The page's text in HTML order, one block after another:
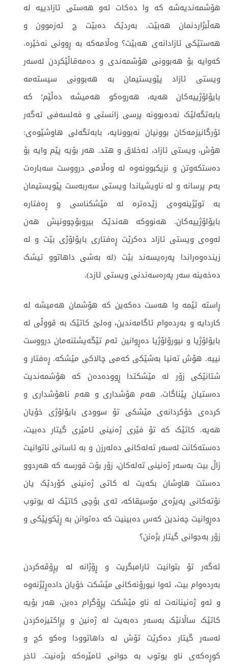
هۆشمەندیەشە کە وا دەکات ئەو هەستی ئازادییە لە
هەڵبژاردنمان هەبێت. بەردێک دەبێت چ ئەزموون و
هەستێکی ئازادانەی هەبێت؟ وەڵامەکە بە ڕوونی نەخێرە.
کەوایە بۆ هەبوونی هۆشمەندی و دەمەقاڵێکردن لەسەر
ویستی ئازاد پێویستیمان بە هەبوونی سیستەمە
بایۆلۆژییەکان هەیە، هەروەکو هەمیشە دەڵێم؛ کە
بابەتگەلێک نەدەبوونە پرسی زانستی و فەلسەفی ئەگەر
ئۆرگانیزمەکان بوونیان نەبوونایە، بابەتگەلی هاوشێوەی:
هۆش، ویستی ئازاد، ئەخلاق و هتد. هەر بۆیە پێم وایە بۆ
دەستکەوتن و نزیکبوونەوە لە وەڵامی درووست سەبارەت
بەم پرسانە و لە ناویشیاندا ویستی سەربەست پێویستیمان
بە توێژینەوەی زێدەترە لە مێشکناسی و ڕەفتارە
بایۆلۆژییەکان. هەنووکە هەندێک بیروبۆچوونیش هەن
لەوەی ویستی ئازاد دەکرێت ڕەفتاری بایۆلۆژی بێت و لە
زیندەوەراندا پەرەیسەند بێت (لە بەشی داهاتوو تیشک
دەخەینە سەر پەرەسەندنی ویستی ئازد).
ڕاستە ئێمە وا هەست دەکەین کە هۆشمان هەمیشە لە
کاردایە و بەردەوام ئاگامەندین، وەلێ کاتێک بە قووڵی لە
بایۆلۆژیا و نیورۆلۆژیا دەڕوانین ئەم تێگەیشتنەمان درووست
نییە. هۆش تەنیا بەشێکی کەمی چالاکی مێشکە. ڕەفتار و
شتانێکی زۆر لە مێشکتدا ڕوودەدەن کە هۆشمەندیت
دەستیان پێناگات. هەم هۆشداری و هەم ناهۆشداری و
کردەی خۆکردانەی مێشکی تۆ سوودی بایۆلۆژی خۆیان
هەیە. کاتێک کە تۆ فێری ژەنینی ئامێری گیتار دەبیت،
دەستەکانت لەسەر تەلەکانی دەلەرزن و بە ئاسانی ناتوانیت
زاڵ بیت بەسەر ژەنینی تەلەکان، زۆر بۆت قورسە کە هەردوو
دەستت هاوشان بکەیت لە کاتی ژەنینی کۆردێک یان
نۆتەکانی پەیژەی مۆسیقاکە، ئەی بۆچی کاتێک لە یوتوب
دەڕوانیت چەندین کەس دەبینیت کە دەتوانن بە ڕێکوپێکی و
زۆر بەجوانی گیتار بژەنن؟
ئەگەر تۆ بتوانیت ئارامبگریت و ڕۆژانە لە پڕۆڤەکردن
بەردەوام بیت، ئەوا نیورۆنەکانی مێشکت خۆیان دادەڕێژنەوە
و ئەو ژەنینانەت لە ناو مێشکت پڕۆگرام دەبن، هەر بۆیە
کاتێک ساڵانێک بەسەر دەبەیت لە ژەنین و پڕاکتیزەکردن
لەسەر گیتار دەکرێت تۆش لە داهاتوودا وەکو کچ و
کوڕەکەی ناو یوتوب بە جوانی ئامێرەکە بژەنیت. ئاخر